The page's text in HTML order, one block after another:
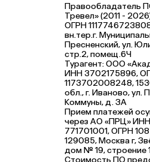
Правообладатель
Тревел» (2011 -
ОГРН
вн.тер.г.
Пресненский, ул.
стр.2, помещ.6Ч
Турагент: ООО
ИНН 3702175896,
1173702008248,
обл., г. Иваново, ул.
Коммуны, д. ЗА
Прием платежей
через АО «ПРЦ»
771701001, ОГРН
129085, Москва г,
дом № 19, строение
Стоимость ПО